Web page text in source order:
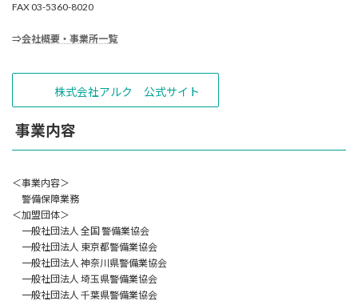
FAX 03-5360-8020
⇒会社概要・事業所一覧
株式会社アルク 公式サイト
事業内容
＜事業内容＞
警備保障業務
＜加盟団体＞
一般社団法人 全国 警備業協会
一般社団法人 東京都警備業協会
一般社団法人 神奈川県警備業協会
一般社団法人 埼玉県警備業協会
一般社団法人 千葉県警備業協会